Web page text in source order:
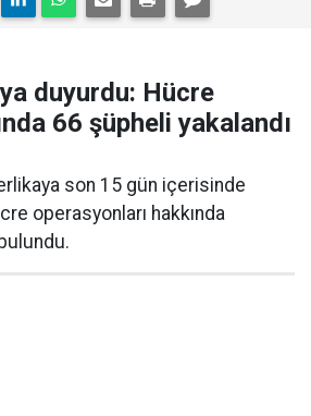
duyurdu: Hücre
66 şüpheli yakalandı
son 15 gün içerisinde
operasyonları hakkında